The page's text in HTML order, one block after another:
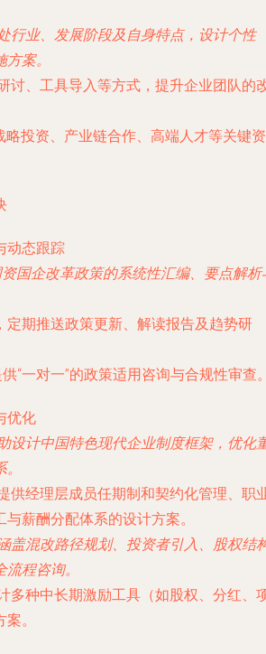
行业、发展阶段及自身特点，设计个性
案。
讨、工具导入等方式，提升企业团队的
略投资、产业链合作、高端人才等关键资
动态跟踪
国企改革政策的系统性汇编、要点解析
定期推送政策更新、解读报告及趋势研
“一对一”的政策适用咨询与合规性审查
优化
设计中国特色现代企业制度框架，优化
供经理层成员任期制和契约化管理、职
薪酬分配体系的设计方案。
盖混改路径规划、投资者引入、股权结
程咨询。
多种中长期激励工具（如股权、分红、
。